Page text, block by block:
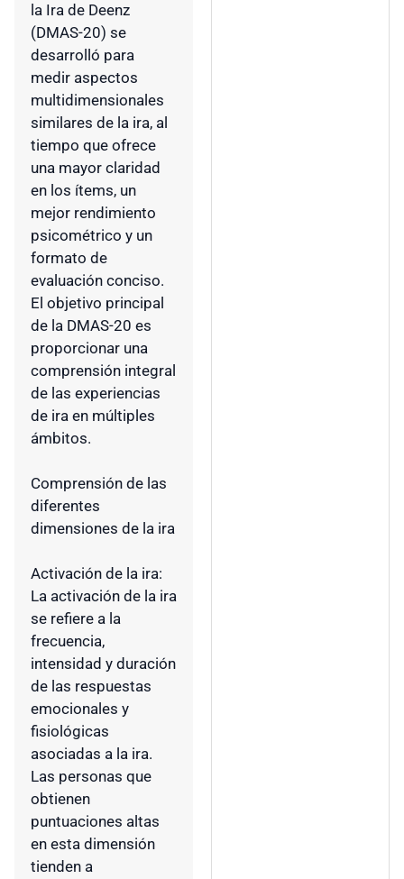
la Ira de Deenz
(DMAS-20) se
desarrolló para
medir aspectos
multidimensionales
similares de la ira, al
tiempo que ofrece
una mayor claridad
en los ítems, un
mejor rendimiento
psicométrico y un
formato de
evaluación conciso.
El objetivo principal
de la DMAS-20 es
proporcionar una
comprensión integral
de las experiencias
de ira en múltiples
ámbitos.
Comprensión de las
diferentes
dimensiones de la ira
Activación de la ira:
La activación de la ira
se refiere a la
frecuencia,
intensidad y duración
de las respuestas
emocionales y
fisiológicas
asociadas a la ira.
Las personas que
obtienen
puntuaciones altas
en esta dimensión
tienden a